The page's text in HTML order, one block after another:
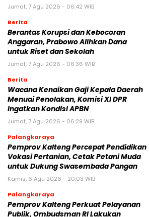
Jumat, 7 Agu 2026 - 06:42 WIB
Berita
Berantas Korupsi dan Kebocoran
Anggaran, Prabowo Alihkan Dana
untuk Riset dan Sekolah
Jumat, 7 Agu 2026 - 06:36 WIB
Berita
Wacana Kenaikan Gaji Kepala Daerah
Menuai Penolakan, Komisi XI DPR
Ingatkan Kondisi APBN
Jumat, 7 Agu 2026 - 06:29 WIB
Palangkaraya
Pemprov Kalteng Percepat Pendidikan
Vokasi Pertanian, Cetak Petani Muda
untuk Dukung Swasembada Pangan
Kamis, 6 Agu 2026 - 20:03 WIB
Palangkaraya
Pemprov Kalteng Perkuat Pelayanan
Publik, Ombudsman RI Lakukan